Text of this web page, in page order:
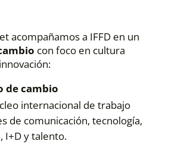
acompañamos a IFFD en un
con foco en cultura
de cambio
internacional de trabajo
de comunicación, tecnología,
I+D y talento.